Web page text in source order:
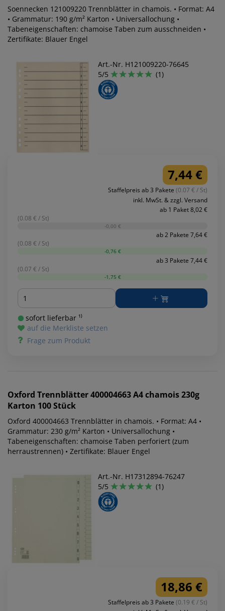
Soennecken 121009220 Trennblätter in chamois. • Format: A4
• Grammatur: 190 g/m² Karton • Universallochung •
Tabeneigenschaften: chamoise Taben zum ausschneiden •
Zertifikate: Blauer Engel
Art.-Nr. H121009220-76645
5/5
(1)
7,44 €
Staffelpreis ab 3 Pakete (0.07 € / St)
inkl. MwSt. & zzgl. Versand
ab 1 Paket 8,02 €
(0.08 € / St)
-0,00 €
ab 2 Pakete 7,64 €
(0.08 € / St)
-0,76 €
ab 3 Pakete 7,44 €
(0.07 € / St)
-1,75 €
Menge
sofort lieferbar ¹⁾
auf die Merkliste setzen
Frage zum Produkt
Oxford Trennblätter 400004663 A4 chamois 230g
Karton 100 Stück
Oxford 400004663 Trennblätter in chamois. • Format: A4 •
Grammatur: 230 g/m² Karton • Universallochung •
Tabeneigenschaften: chamoise Taben perforiert (zum
herraustrennen) • Zertifikate: Blauer Engel
Art.-Nr. H17312894-76247
5/5
(1)
18,86 €
Staffelpreis ab 3 Pakete (0.19 € / St)